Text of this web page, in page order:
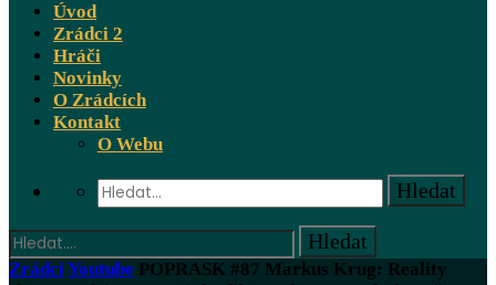
Úvod
Zrádci 2
Hráči
Novinky
O Zrádcích
Kontakt
O Webu
ZrádciYoutube POPRASK #87 Markus Krug: Reality